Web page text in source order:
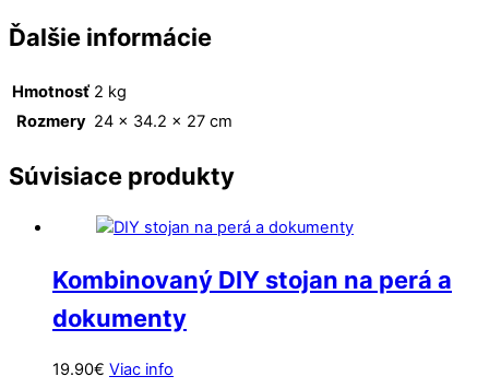
Ďalšie informácie
Hmotnosť 2 kg
Rozmery 24 × 34.2 × 27 cm
Súvisiace produkty
Kombinovaný DIY stojan na perá a
dokumenty
19.90€ Viac info